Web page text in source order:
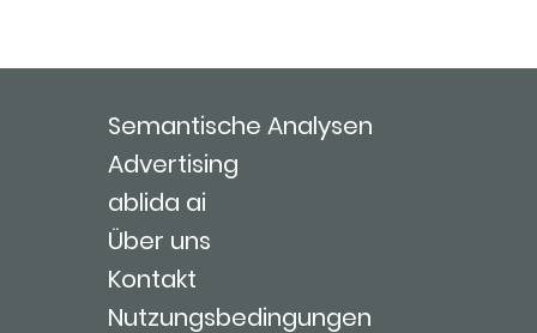
Semantische Analysen
Advertising
ablida ai
Über uns
Kontakt
Nutzungsbedingungen